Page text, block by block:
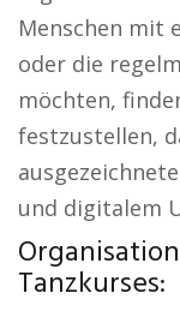
Menschen mit
oder die
möchten,
festzustellen,
und digitalem
Tanzkurses: